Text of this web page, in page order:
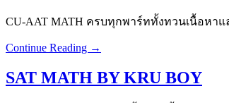
CU-AAT MATH ครบทุกพาร์ททั้งทวนเนื้อหา
Continue Reading →
SAT MATH BY KRU BOY